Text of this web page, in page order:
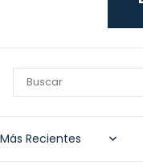
Sort by